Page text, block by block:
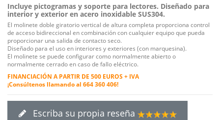
Incluye pictogramas y soporte para lectores. Diseñado para
interior y exterior en acero inoxidable SUS304.
El molinete doble giratorio vertical de altura completa proporciona control
de acceso bidireccional en combinación con cualquier equipo que pueda
proporcionar una salida de contacto seco.
Diseñado para el uso en interiores y exteriores (con marquesina).
El molinete se puede configurar como normalmente abierto o
normalmente cerrado en caso de fallo eléctrico.
FINANCIACIÓN A PARTIR DE 500 EUROS + IVA
¡Consúltenos llamando al 664 360 406!
Escriba su propia reseña